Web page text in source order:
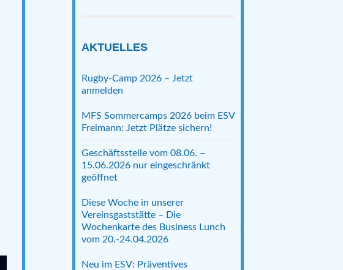
AKTUELLES
Rugby-Camp 2026 – Jetzt
anmelden
MFS Sommercamps 2026 beim ESV
Freimann: Jetzt Plätze sichern!
Geschäftsstelle vom 08.06. –
15.06.2026 nur eingeschränkt
geöffnet
Diese Woche in unserer
Vereinsgaststätte – Die
Wochenkarte des Business Lunch
vom 20.-24.04.2026
Neu im ESV: Präventives